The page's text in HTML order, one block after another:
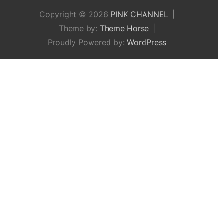
Copyright © 2026 PINK CHANNEL
Theme by: Theme Horse
Proudly Powered by: WordPress